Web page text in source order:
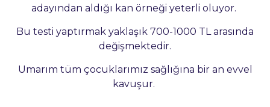
adayından aldığı kan örneği yeterli oluyor.
Bu testi yaptırmak yaklaşık 700-1000 TL arasında
değişmektedir.
Umarım tüm çocuklarımız sağlığına bir an evvel
kavuşur.